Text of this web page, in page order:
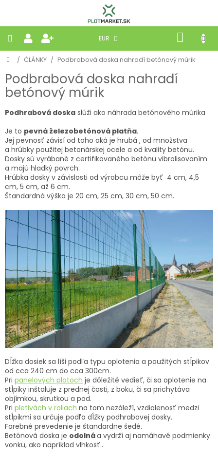
EUR
KOŠÍK
PLETIVÁ
PANELY
BRÁNY
MOBILNÉ
PRÍRODNÉ
BETÓNOVÉ
STRIEŠKY
ČLÁNKY
Kalkulácia
zdarma
Kontakty
Mena
(EUR)
Prihlásenie
Domov
/ ČLÁNKY / Podbrabová doska nahradí betónový múrik
Podbrabová doska nahradí
betónový múrik
Podhrabová doska slúži ako náhrada betónového múrika
Je to pevná železobetónová platňa.
Jej pevnosť závisí od toho aká je hrubá , od množstva
a hrúbky použitej betonárskej ocele a od kvality betónu.
Dosky sú vyrábané z certifikovaného betónu vibrolisovaním
a majú hladký povrch.
Hrúbka dosky v závislosti od výrobcu môže byť 4 cm, 4,5
cm, 5 cm, až 6 cm.
Štandardná výška je 20 cm, 25 cm, 30 cm, 50 cm.
Dĺžka dosiek sa líši podľa typu oplotenia a použitých stĺpikov
od cca 240 cm do cca 300cm.
Pri panelových plotoch je dôležité vedieť, či sa oplotenie na
stĺpiky inštaluje z prednej časti, z boku, či sa prichytáva
objímkou, skrutkou a pod.
Pri pletivách v roliach na tom nezáleží, vzdialenosť medzi
stĺpikmi sa určuje podľa dĺžky podhrabovej dosky.
Farebné prevedenie je štandardne šedé.
Betónová doska je odolnáa vydrží aj namáhavé podmienky
vonku, ako napríklad vlhkosť..